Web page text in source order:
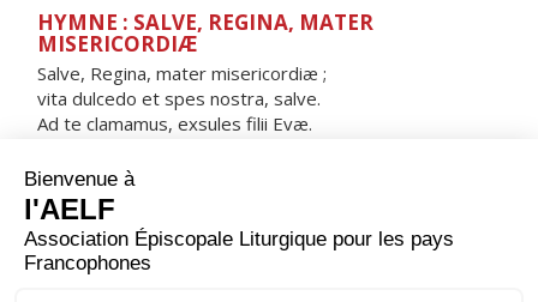
HYMNE : SALVE, REGINA, MATER
MISERICORDIÆ
Salve, Regina, mater misericordiæ ;
vita dulcedo et spes nostra, salve.
Ad te clamamus, exsules filii Evæ.
in hac lacrimarum valle.
Eia ergo, advocata nostra,
illos tuos misericordes oculos
ad nos converte.